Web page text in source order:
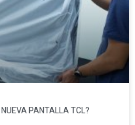
PANTALLA TCL?​